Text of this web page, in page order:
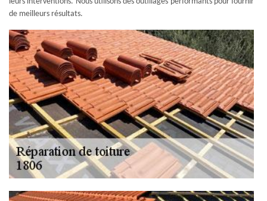
de meilleurs résultats.